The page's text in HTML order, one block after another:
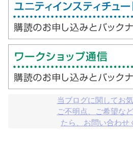
当ブログに関してお気
ご不明点、ご希望な
たら、お問い合わせ